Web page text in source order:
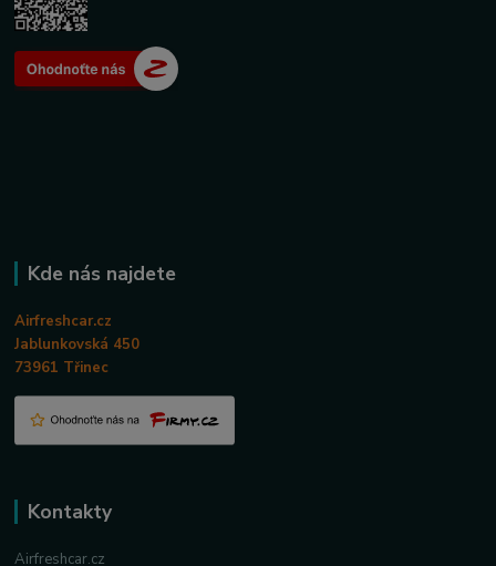
Kde nás najdete
Airfreshcar.cz
Jablunkovská 450
73961 Třinec
Kontakty
Airfreshcar.cz